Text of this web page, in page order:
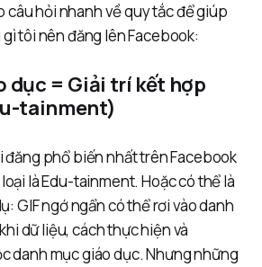
câu hỏi nhanh về quy tắc để giúp
tôi nên đăng lên Facebook:
dục = Giải trí kết hợp
tainment)
đăng phổ biến nhất trên Facebook
là Edu-tainment. Hoặc có thể là
GIF ngớ ngẩn có thể rơi vào danh
dữ liệu, cách thực hiện và
danh mục giáo dục. Nhưng những